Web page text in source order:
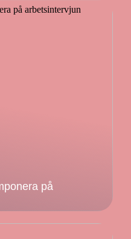
på